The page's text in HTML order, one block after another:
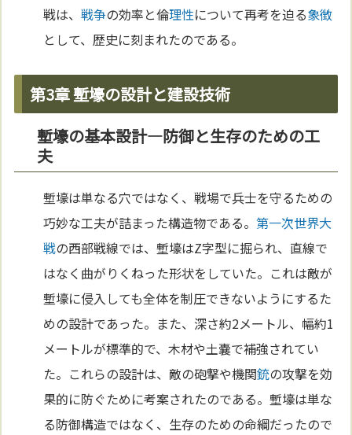
戦は、戦争の効率と倫理性について再考を迫る象徴
として、歴史に刻まれたのである。
第3章 塹壕の設計と建設技術
塹壕の基本設計—防御と生存のための工
夫
塹壕は単なる穴ではなく、戦場で兵士を守るための
巧妙な工夫が詰まった構造物である。第一次世界大
戦の西部戦線では、塹壕はZ字型に掘られ、直線で
はなく曲がりくねった形状をしていた。これは敵が
塹壕に侵入しても全体を制圧できないようにするた
めの設計であった。また、深さ約2メートル、幅約1
メートルが標準的で、木材や土嚢で補強されてい
た。これらの設計は、敵の砲撃や機関銃の攻撃を効
果的に防ぐために考案されたのである。塹壕は単な
る防御構造ではなく、生存のための命綱だったので